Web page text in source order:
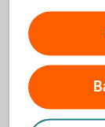
Börja
Låt oss